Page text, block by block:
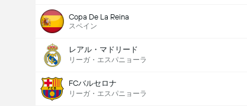
Copa De La Reina
スペイン
レアル・マドリード
リーガ・エスパニョーラ
FCバルセロナ
リーガ・エスパニョーラ